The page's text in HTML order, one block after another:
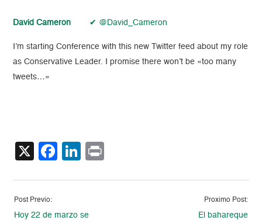
David Cameron ✔ @David_Cameron
I’m starting Conference with this new Twitter feed about my role
as Conservative Leader. I promise there won’t be «too many
tweets…»
X Facebook
LinkedIn
Post Previo:
Hoy 22 de marzo se
Proximo Post:
El bahareque